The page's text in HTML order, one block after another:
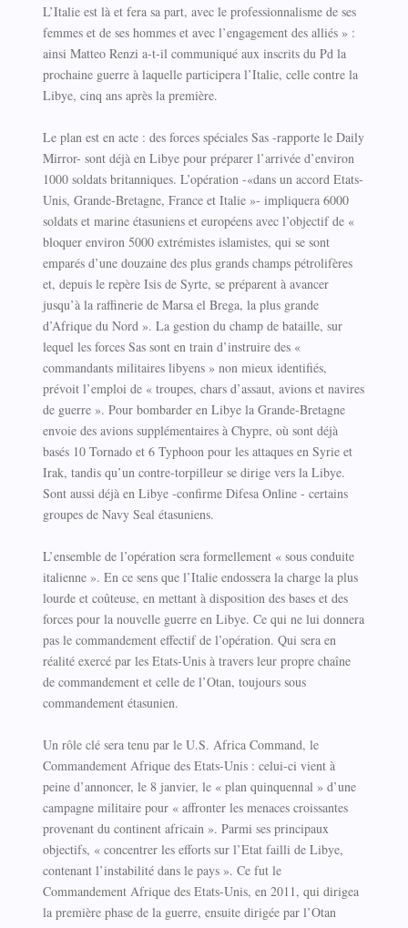
L’Italie est là et fera sa part, avec le professionnalisme de ses
femmes et de ses hommes et avec l’engagement des alliés » :
ainsi Matteo Renzi a-t-il communiqué aux inscrits du Pd la
prochaine guerre à laquelle participera l’Italie, celle contre la
Libye, cinq ans après la première.
Le plan est en acte : des forces spéciales Sas -rapporte le Daily
Mirror- sont déjà en Libye pour préparer l’arrivée d’environ
1000 soldats britanniques. L’opération -«dans un accord Etats-
Unis, Grande-Bretagne, France et Italie »- impliquera 6000
soldats et marine étasuniens et européens avec l’objectif de «
bloquer environ 5000 extrémistes islamistes, qui se sont
emparés d’une douzaine des plus grands champs pétrolifères
et, depuis le repère Isis de Syrte, se préparent à avancer
jusqu’à la raffinerie de Marsa el Brega, la plus grande
d’Afrique du Nord ». La gestion du champ de bataille, sur
lequel les forces Sas sont en train d’instruire des «
commandants militaires libyens » non mieux identifiés,
prévoit l’emploi de « troupes, chars d’assaut, avions et navires
de guerre ». Pour bombarder en Libye la Grande-Bretagne
envoie des avions supplémentaires à Chypre, où sont déjà
basés 10 Tornado et 6 Typhoon pour les attaques en Syrie et
Irak, tandis qu’un contre-torpilleur se dirige vers la Libye.
Sont aussi déjà en Libye -confirme Difesa Online - certains
groupes de Navy Seal étasuniens.
L’ensemble de l’opération sera formellement « sous conduite
italienne ». En ce sens que l’Italie endossera la charge la plus
lourde et coûteuse, en mettant à disposition des bases et des
forces pour la nouvelle guerre en Libye. Ce qui ne lui donnera
pas le commandement effectif de l’opération. Qui sera en
réalité exercé par les Etats-Unis à travers leur propre chaîne
de commandement et celle de l’Otan, toujours sous
commandement étasunien.
Un rôle clé sera tenu par le U.S. Africa Command, le
Commandement Afrique des Etats-Unis : celui-ci vient à
peine d’annoncer, le 8 janvier, le « plan quinquennal » d’une
campagne militaire pour « affronter les menaces croissantes
provenant du continent africain ». Parmi ses principaux
objectifs, « concentrer les efforts sur l’Etat failli de Libye,
contenant l’instabilité dans le pays ». Ce fut le
Commandement Afrique des Etats-Unis, en 2011, qui dirigea
la première phase de la guerre, ensuite dirigée par l’Otan